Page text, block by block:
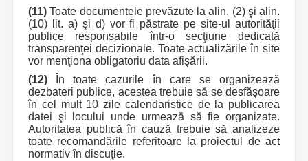
(11) Toate documentele prevăzute la alin. (2) şi alin.
(10) lit. a) şi d) vor fi păstrate pe site-ul autorităţii
publice responsabile într-o secţiune dedicată
transparenţei decizionale. Toate actualizările în site
vor menţiona obligatoriu data afişării.
(12) În toate cazurile în care se organizează
dezbateri publice, acestea trebuie să se desfăşoare
în cel mult 10 zile calendaristice de la publicarea
datei şi locului unde urmează să fie organizate.
Autoritatea publică în cauză trebuie să analizeze
toate recomandările referitoare la proiectul de act
normativ în discuţie.